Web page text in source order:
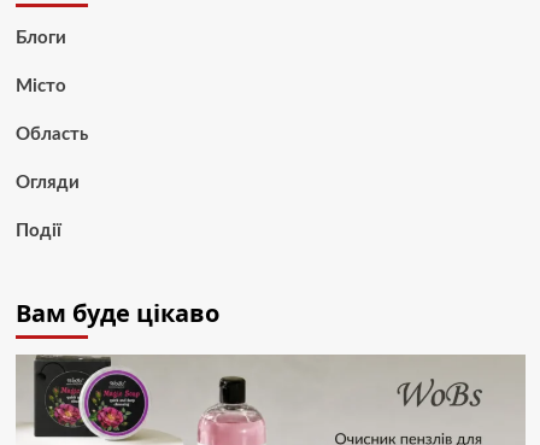
Блоги
Місто
Область
Огляди
Події
Вам буде цікаво